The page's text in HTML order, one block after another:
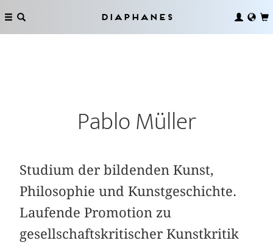
Diaphanes
Pablo Müller
Studium der bildenden Kunst,
Philosophie und Kunstgeschichte.
Laufende Promotion zu
gesellschaftskritischer Kunstkritik